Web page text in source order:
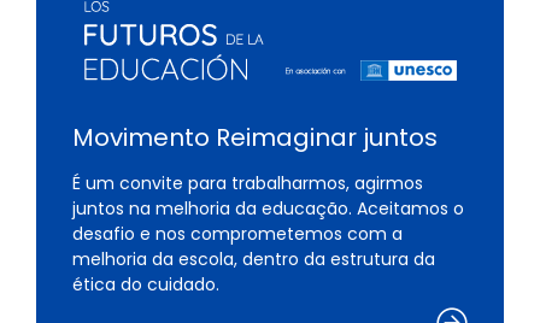
Movimento Reimaginar juntos
É um convite para trabalharmos, agirmos
juntos na melhoria da educação. Aceitamos o
desafio e nos comprometemos com a
melhoria da escola, dentro da estrutura da
ética do cuidado.